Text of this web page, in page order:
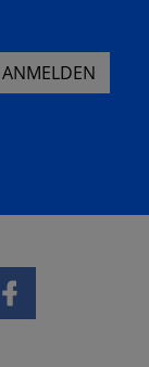
ANMELDEN